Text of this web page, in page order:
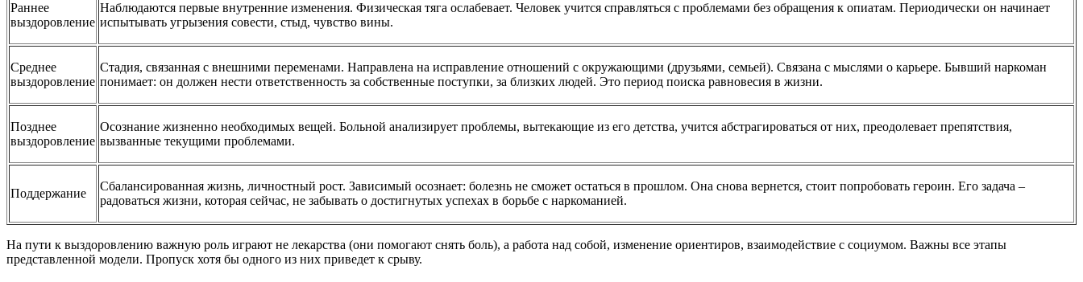
Раннее
выздоровление
Наблюдаются первые внутренние изменения. Физическая тяга ослабевает. Человек учится справляться с проблемами без обращения к опиатам. Периодически он начинает
испытывать угрызения совести, стыд, чувство вины.
Среднее
выздоровление
Стадия, связанная с внешними переменами. Направлена на исправление отношений с окружающими (друзьями, семьей). Связана с мыслями о карьере. Бывший наркоман
понимает: он должен нести ответственность за собственные поступки, за близких людей. Это период поиска равновесия в жизни.
Позднее
выздоровление
Осознание жизненно необходимых вещей. Больной анализирует проблемы, вытекающие из его детства, учится абстрагироваться от них, преодолевает препятствия,
вызванные текущими проблемами.
Поддержание
Сбалансированная жизнь, личностный рост. Зависимый осознает: болезнь не сможет остаться в прошлом. Она снова вернется, стоит попробовать героин. Его задача –
радоваться жизни, которая сейчас, не забывать о достигнутых успехах в борьбе с наркоманией.
На пути к выздоровлению важную роль играют не лекарства (они помогают снять боль), а работа над собой, изменение ориентиров, взаимодействие с социумом. Важны все этапы
представленной модели. Пропуск хотя бы одного из них приведет к срыву.